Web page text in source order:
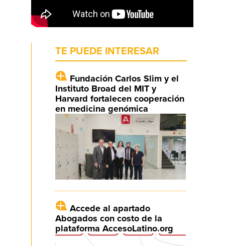
TE PUEDE INTERESAR
Fundación Carlos Slim y el
Instituto Broad del MIT y
Harvard fortalecen cooperación
en medicina genómica
Accede al apartado
Abogados con costo de la
plataforma AccesoLatino.org